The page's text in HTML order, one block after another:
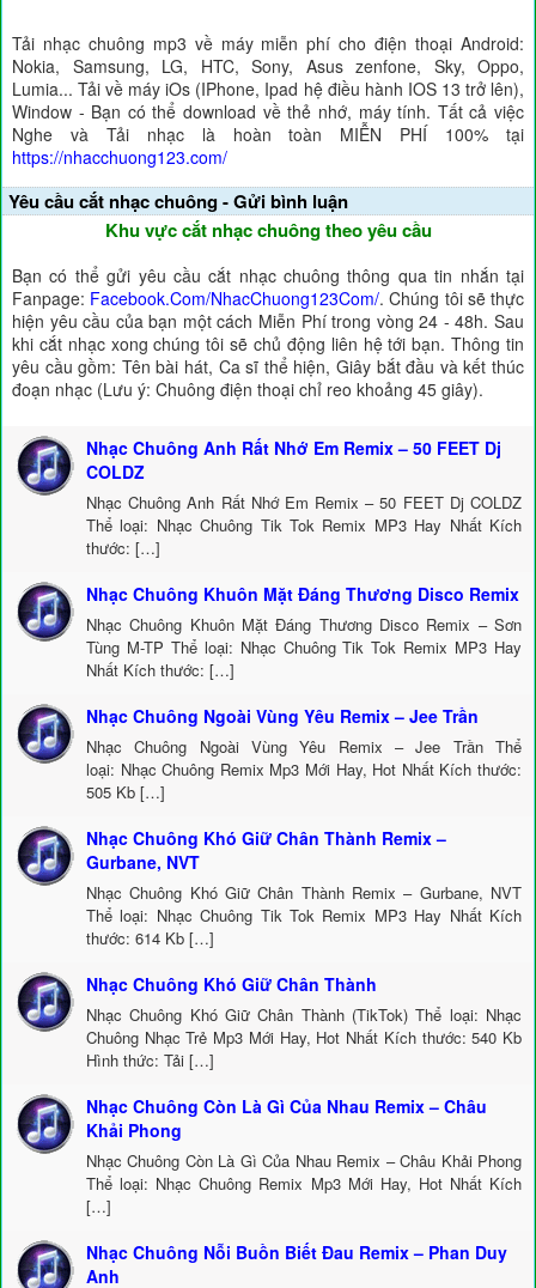
Tải nhạc chuông mp3 về máy miễn phí cho điện thoại Android:
Nokia, Samsung, LG, HTC, Sony, Asus zenfone, Sky, Oppo,
Lumia... Tải về máy iOs (IPhone, Ipad hệ điều hành IOS 13 trở lên),
Window - Bạn có thể download về thẻ nhớ, máy tính. Tất cả việc
Nghe và Tải nhạc là hoàn toàn MIỄN PHÍ 100% tại
https://nhacchuong123.com/
Yêu cầu cắt nhạc chuông - Gửi bình luận
Khu vực cắt nhạc chuông theo yêu cầu
Bạn có thể gửi yêu cầu cắt nhạc chuông thông qua tin nhắn tại
Fanpage: Facebook.Com/NhacChuong123Com/. Chúng tôi sẽ thực
hiện yêu cầu của bạn một cách Miễn Phí trong vòng 24 - 48h. Sau
khi cắt nhạc xong chúng tôi sẽ chủ động liên hệ tới bạn. Thông tin
yêu cầu gồm: Tên bài hát, Ca sĩ thể hiện, Giây bắt đầu và kết thúc
đoạn nhạc (Lưu ý: Chuông điện thoại chỉ reo khoảng 45 giây).
Nhạc Chuông Anh Rất Nhớ Em Remix – 50 FEET Dj
COLDZ
Nhạc Chuông Anh Rất Nhớ Em Remix – 50 FEET Dj COLDZ
Thể loại: Nhạc Chuông Tik Tok Remix MP3 Hay Nhất Kích
thước: […]
Nhạc Chuông Khuôn Mặt Đáng Thương Disco Remix
Nhạc Chuông Khuôn Mặt Đáng Thương Disco Remix – Sơn
Tùng M-TP Thể loại: Nhạc Chuông Tik Tok Remix MP3 Hay
Nhất Kích thước: […]
Nhạc Chuông Ngoài Vùng Yêu Remix – Jee Trần
Nhạc Chuông Ngoài Vùng Yêu Remix – Jee Trần Thể
loại: Nhạc Chuông Remix Mp3 Mới Hay, Hot Nhất Kích thước:
505 Kb […]
Nhạc Chuông Khó Giữ Chân Thành Remix –
Gurbane, NVT
Nhạc Chuông Khó Giữ Chân Thành Remix – Gurbane, NVT
Thể loại: Nhạc Chuông Tik Tok Remix MP3 Hay Nhất Kích
thước: 614 Kb […]
Nhạc Chuông Khó Giữ Chân Thành
Nhạc Chuông Khó Giữ Chân Thành (TikTok) Thể loại: Nhạc
Chuông Nhạc Trẻ Mp3 Mới Hay, Hot Nhất Kích thước: 540 Kb
Hình thức: Tải […]
Nhạc Chuông Còn Là Gì Của Nhau Remix – Châu
Khải Phong
Nhạc Chuông Còn Là Gì Của Nhau Remix – Châu Khải Phong
Thể loại: Nhạc Chuông Remix Mp3 Mới Hay, Hot Nhất Kích
[…]
Nhạc Chuông Nỗi Buồn Biết Đau Remix – Phan Duy
Anh